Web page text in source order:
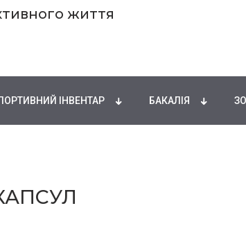
життя
ІНВЕНТАР БАКАЛІЯ